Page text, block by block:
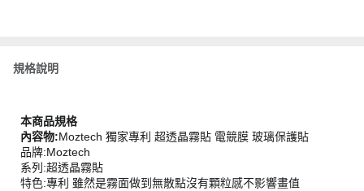
規格說明
本商品規格
內容物:Moztech 獨家專利 超透晶霧貼 電競膜 玻璃保護貼
品牌:Moztech
系列:超透晶霧貼
特色:專利 雖然是霧面做到無散點沒有顆粒感不影響畫值